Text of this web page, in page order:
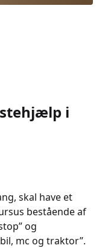
i
skal have et
bestående af
og
mc og traktor”.